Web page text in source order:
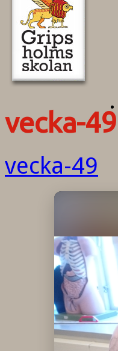
vecka-49
vecka-49